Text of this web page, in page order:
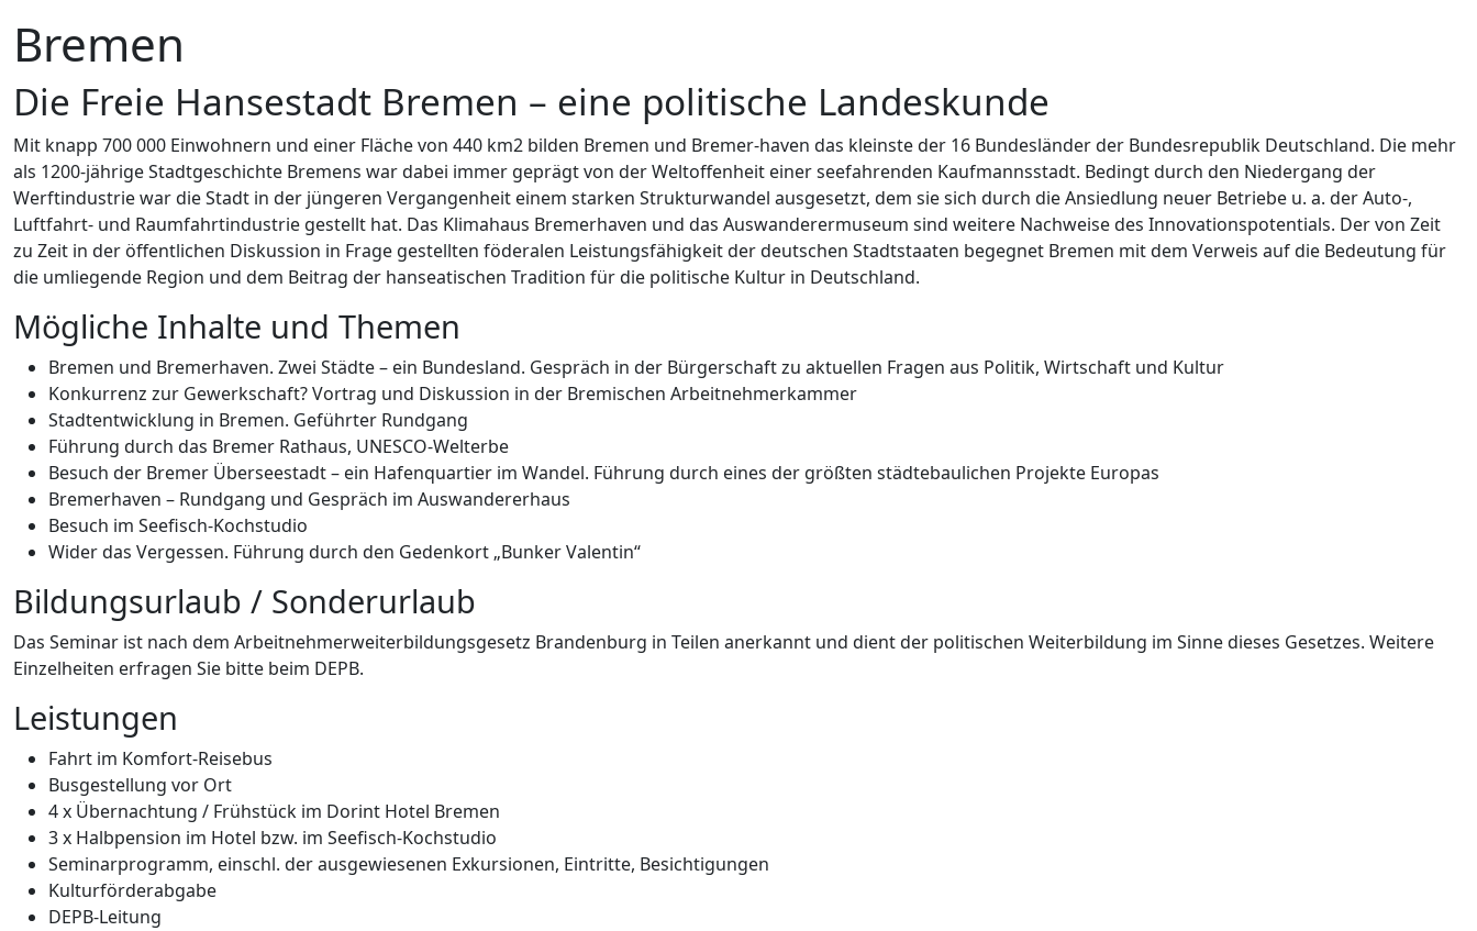
Bremen
Die Freie Hansestadt Bremen – eine politische Landeskunde
Mit knapp 700 000 Einwohnern und einer Fläche von 440 km2 bilden Bremen und Bremer-haven das kleinste der 16 Bundesländer der Bundesrepublik Deutschland. Die mehr
als 1200-jährige Stadtgeschichte Bremens war dabei immer geprägt von der Weltoffenheit einer seefahrenden Kaufmannsstadt. Bedingt durch den Niedergang der
Werftindustrie war die Stadt in der jüngeren Vergangenheit einem starken Strukturwandel ausgesetzt, dem sie sich durch die Ansiedlung neuer Betriebe u. a. der Auto-,
Luftfahrt- und Raumfahrtindustrie gestellt hat. Das Klimahaus Bremerhaven und das Auswanderermuseum sind weitere Nachweise des Innovationspotentials. Der von Zeit
zu Zeit in der öffentlichen Diskussion in Frage gestellten föderalen Leistungsfähigkeit der deutschen Stadtstaaten begegnet Bremen mit dem Verweis auf die Bedeutung für
die umliegende Region und dem Beitrag der hanseatischen Tradition für die politische Kultur in Deutschland.
Mögliche Inhalte und Themen
Bremen und Bremerhaven. Zwei Städte – ein Bundesland. Gespräch in der Bürgerschaft zu aktuellen Fragen aus Politik, Wirtschaft und Kultur
Konkurrenz zur Gewerkschaft? Vortrag und Diskussion in der Bremischen Arbeitnehmerkammer
Stadtentwicklung in Bremen. Geführter Rundgang
Führung durch das Bremer Rathaus, UNESCO-Welterbe
Besuch der Bremer Überseestadt – ein Hafenquartier im Wandel. Führung durch eines der größten städtebaulichen Projekte Europas
Bremerhaven – Rundgang und Gespräch im Auswandererhaus
Besuch im Seefisch-Kochstudio
Wider das Vergessen. Führung durch den Gedenkort „Bunker Valentin“
Bildungsurlaub / Sonderurlaub
Das Seminar ist nach dem Arbeitnehmerweiterbildungsgesetz Brandenburg in Teilen anerkannt und dient der politischen Weiterbildung im Sinne dieses Gesetzes. Weitere
Einzelheiten erfragen Sie bitte beim DEPB.
Leistungen
Fahrt im Komfort-Reisebus
Busgestellung vor Ort
4 x Übernachtung / Frühstück im Dorint Hotel Bremen
3 x Halbpension im Hotel bzw. im Seefisch-Kochstudio
Seminarprogramm, einschl. der ausgewiesenen Exkursionen, Eintritte, Besichtigungen
Kulturförderabgabe
DEPB-Leitung